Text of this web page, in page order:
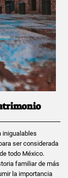
inigualables
ser considerada
todo México.
familiar de más
la importancia